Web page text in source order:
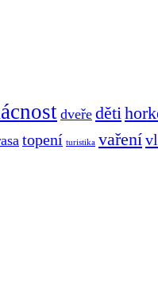
dveře děti
topení turistika vaření